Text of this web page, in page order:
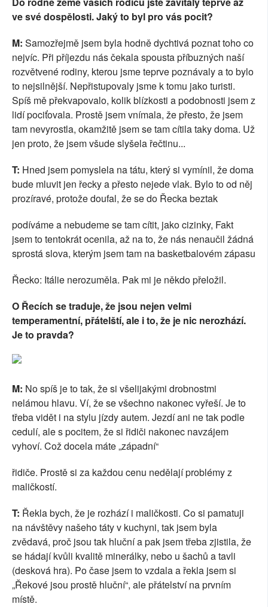
ve své dospělosti. Jaký to byl pro vás pocit?
M: Samozřejmě jsem byla hodně dychtivá poznat toho co
nejvíc. Při příjezdu nás čekala spousta příbuzných naší
rozvětvené rodiny, kterou jsme teprve poznávaly a to bylo
to nejsilnější. Nepřistupovaly jsme k tomu jako turisti.
Spíš mě překvapovalo, kolik blízkosti a podobnosti jsem z
lidí pociťovala. Prostě jsem vnímala, že přesto, že jsem
tam nevyrostla, okamžitě jsem se tam cítila taky doma. Už
jen proto, že jsem všude slyšela řečtinu...
T: Hned jsem pomyslela na tátu, který si vymínil, že doma
bude mluvit jen řecky a přesto nejede vlak. Bylo to od něj
prozíravé, protože doufal, že se do Řecka beztak
podíváme a nebudeme se tam cítit, jako cizinky, Fakt
jsem to tentokrát ocenila, až na to, že nás nenaučil žádná
sprostá slova, kterým jsem tam na basketbalovém zápasu
Řecko: Itálie nerozuměla. Pak mi je někdo přeložil.
O Řecích se traduje, že jsou nejen velmi
temperamentní, přátelští, ale i to, že je nic nerozhází.
Je to pravda?
M: No spíš je to tak, že si všelijakými drobnostmi
nelámou hlavu. Ví, že se všechno nakonec vyřeší. Je to
třeba vidět i na stylu jízdy autem. Jezdí ani ne tak podle
cedulí, ale s pocitem, že si řidiči nakonec navzájem
vyhoví. Což docela máte „západní“
řidiče. Prostě si za každou cenu nedělají problémy z
maličkostí.
T: Řekla bych, že je rozhází i maličkosti. Co si pamatuji
na návštěvy našeho táty v kuchyni, tak jsem byla
zvědavá, proč jsou tak hluční a pak jsem třeba zjistila, že
se hádají kvůli kvalitě minerálky, nebo u šachů a tavli
(desková hra). Po čase jsem to vzdala a řekla jsem si
„Řekové jsou prostě hluční“, ale přátelství na prvním
místě.